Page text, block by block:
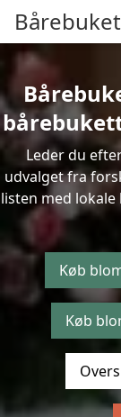
Leder du
udvalget fra
listen med
Køb
Køb